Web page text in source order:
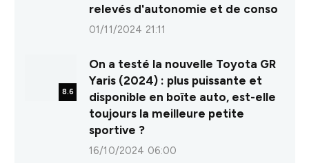
relevés d'autonomie et de conso
01/11/2024 21:11
8.6
On a testé la nouvelle Toyota GR
Yaris (2024) : plus puissante et
disponible en boîte auto, est-elle
toujours la meilleure petite
sportive ?
16/10/2024 06:00